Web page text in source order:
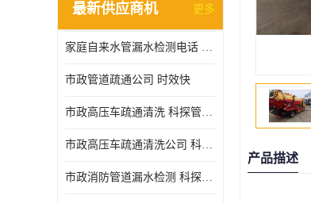
最新供应商机 更多
家庭自来水管漏水检测电话 服务周到
市政管道疏通公司 时效快
市政高压车疏通清洗 科探管道工程 设备齐
市政高压车疏通清洗公司 科探管道工程 经验丰富
市政消防管道漏水检测 科探管道工程 快速上门
产品描述